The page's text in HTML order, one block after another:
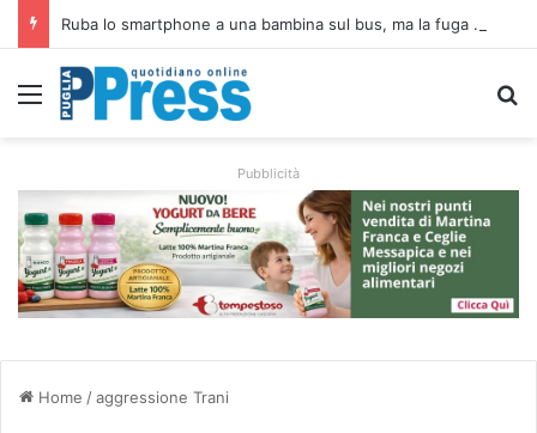
Ruba lo smartphone a una bambina sul bus, ma la fuga dura pochi minuti: decisivo un commissario fuori servizio
Menu
Pubblicità
Home /aggressione Trani